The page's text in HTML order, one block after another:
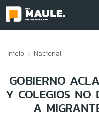
Inicio Nacional
GOBIERNO
Y COLEGIOS NO
A